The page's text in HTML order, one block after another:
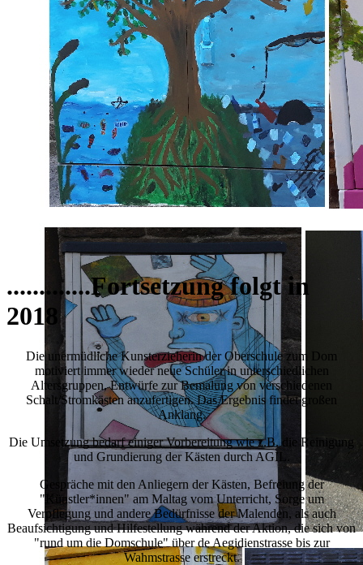
.............Fortsetzung folgt in
2018
Die unermüdliche Kunsterzieherin der Oberschule zum Dom
motiviert immer wieder neue Schüler in unterschiedlichen
Altersgruppen, Entwürfe zur Bemalung von verschiedenen
Schalt/Stromkästen anzufertigen. Das Ergebnis findet großen
Anklang.
Die Umsetzung bedarf einiger Vorbereitung wie z.B. die Reinigung
und Grundierung der Kästen durch AGIL.
Gespräche mit den Anliegern der Kästen, Befreiung der
"Künstler*innen" am Maltag vom Unterricht, Sorge um
Verpflegung und andere Bedürfnisse der Malenden, als auch
Beaufsichtigung und Hilfestellung während der Aktion, die sich von
"rund um die Domschule" über de Aegidienstrasse bis zur
Wahmstrasse erstreckt.